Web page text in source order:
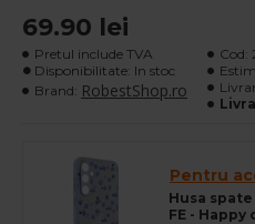
69.90 lei
Pretul include TVA
Disponibilitate: In stoc
Brand: RobestShop.ro
Cod:
Pentru
Husa
FE - Happy